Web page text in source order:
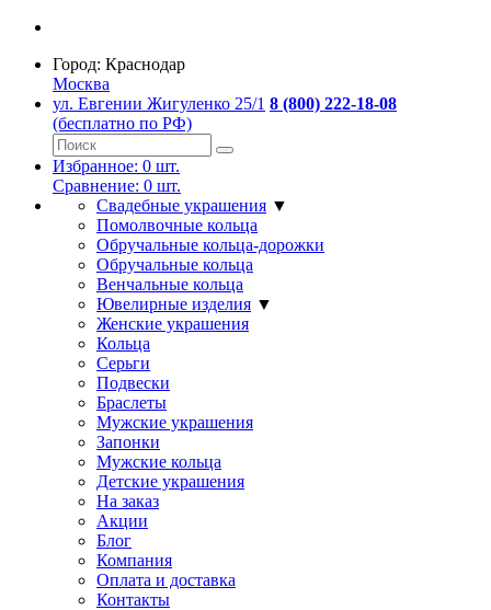
Город: Краснодар
Москва
ул. Евгении Жигуленко 25/1 8 (800) 222-18-08
(бесплатно по РФ)
Избранное: 0 шт.
Сравнение: 0 шт.
Свадебные украшения ▼
Помолвочные кольца
Обручальные кольца-дорожки
Обручальные кольца
Венчальные кольца
Ювелирные изделия ▼
Женские украшения
Кольца
Серьги
Подвески
Браслеты
Мужские украшения
Запонки
Мужские кольца
Детские украшения
На заказ
Акции
Блог
Компания
Оплата и доставка
Контакты